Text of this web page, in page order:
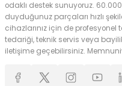
odaklı destek sunuyoruz.
duyduğunuz parçaları hızlı
cihazlarınız için de
tedariği, teknik servis veya
iletişime geçebilirsiniz.